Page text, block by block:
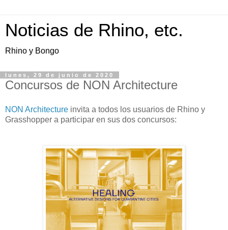
Noticias de Rhino, etc.
Rhino y Bongo
lunes, 29 de junio de 2020
Concursos de NON Architecture
NON Architecture invita a todos los usuarios de Rhino y
Grasshopper a participar en sus dos concursos: